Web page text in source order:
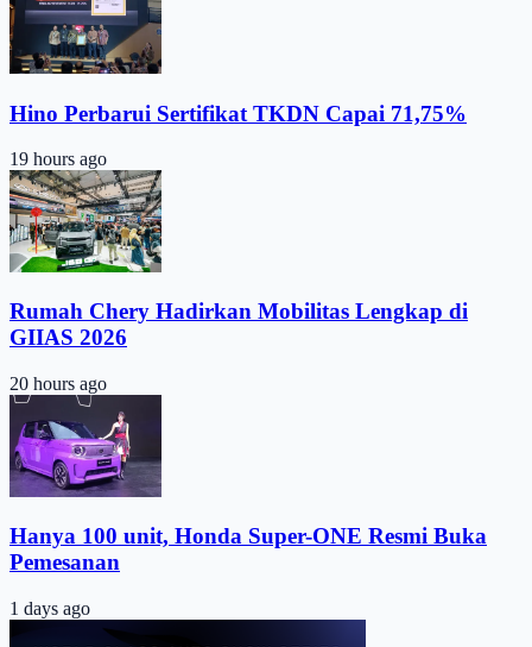
Hino Perbarui Sertifikat TKDN Capai 71,75%
19 hours ago
Rumah Chery Hadirkan Mobilitas Lengkap di
GIIAS 2026
20 hours ago
Hanya 100 unit, Honda Super-ONE Resmi Buka
Pemesanan
1 days ago